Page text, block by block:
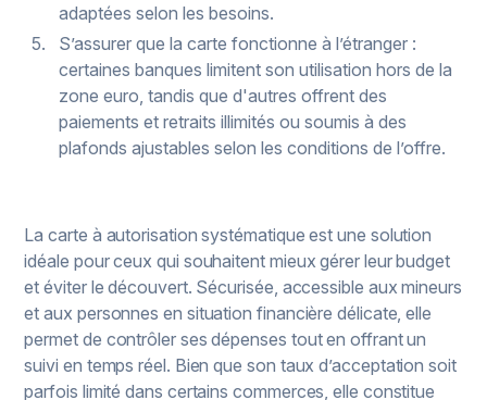
adaptées selon les besoins.
S’assurer que la carte fonctionne à l’étranger :
certaines banques limitent son utilisation hors de la
zone euro, tandis que d'autres offrent des
paiements et retraits illimités ou soumis à des
plafonds ajustables selon les conditions de l’offre.
La carte à autorisation systématique est une solution
idéale pour ceux qui souhaitent mieux gérer leur budget
et éviter le découvert. Sécurisée, accessible aux mineurs
et aux personnes en situation financière délicate, elle
permet de contrôler ses dépenses tout en offrant un
suivi en temps réel. Bien que son taux d’acceptation soit
parfois limité dans certains commerces, elle constitue